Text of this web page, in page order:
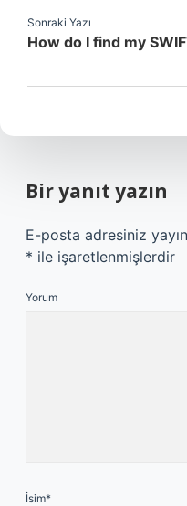
Sonraki Yazı
How do I find my
Bir yanıt yazın
E-posta adresiniz
* ile işaretlenmişlerdir
Yorum
İsim*